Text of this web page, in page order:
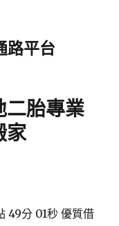
路平台
二胎專業
家
49分 01秒優質借